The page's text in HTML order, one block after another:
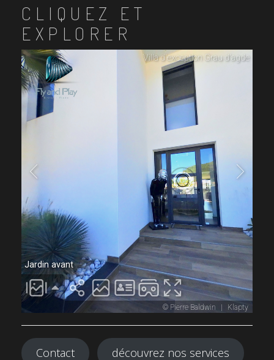
CLIQUEZ ET
EXPLORER
Contact découvrez nos services